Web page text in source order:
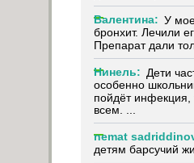
Валентина: У
бронхит. Лечили
Препарат дали
Нинель: Дети
особенно
пойдёт инфекция,
всем. ...
nemat
детям барсучий